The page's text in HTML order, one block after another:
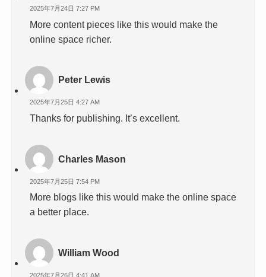
2025年7月24日 7:27 PM
More content pieces like this would make the
online space richer.
Peter Lewis
2025年7月25日 4:27 AM
Thanks for publishing. It’s excellent.
Charles Mason
2025年7月25日 7:54 PM
More blogs like this would make the online space
a better place.
William Wood
2025年7月26日 4:41 AM